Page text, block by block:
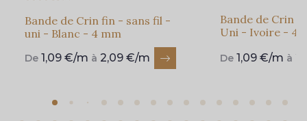
Bande de Crin fin - sans fil -
uni - Blanc - 4 mm
De 1,09 €/m à 2,09 €/m
Bande de Crin
Uni - Ivoire - 4
De1,09 €/m à